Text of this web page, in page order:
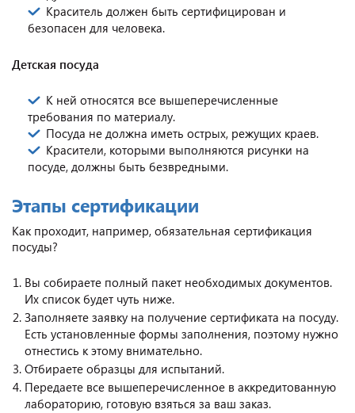
Краситель должен быть сертифицирован и
безопасен для человека.
Детская посуда
К ней относятся все вышеперечисленные
требования по материалу.
Посуда не должна иметь острых, режущих краев.
Красители, которыми выполняются рисунки на
посуде, должны быть безвредными.
Этапы сертификации
Как проходит, например, обязательная сертификация
посуды?
Вы собираете полный пакет необходимых документов.
Их список будет чуть ниже.
Заполняете заявку на получение сертификата на посуду.
Есть установленные формы заполнения, поэтому нужно
отнестись к этому внимательно.
Отбираете образцы для испытаний.
Передаете все вышеперечисленное в аккредитованную
лабораторию, готовую взяться за ваш заказ.